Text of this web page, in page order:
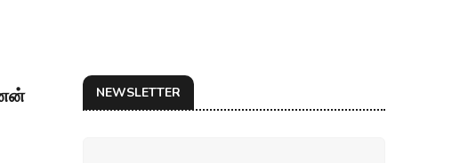
NEWSLETTER